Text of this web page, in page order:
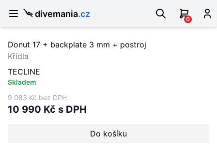
divemania.cz
0
Donut 17 + backplate 3 mm + postroj
Křídla
TECLINE
Skladem
9 083 Kč bez DPH
10 990 Kč s DPH
Do košíku